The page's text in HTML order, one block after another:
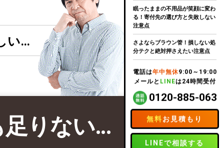
い…
足りない…
眠ったままの不用品が笑顔に変わ
る！寄付先の選び方と失敗しない
注意点
さよならブラウン管！損しない処
分テクと絶対押さえたい注意点
電話は年中無休9:00～19:00
メールと LINEは24時間受付
0120-885-063
無料お見積もり
LINEで相談する